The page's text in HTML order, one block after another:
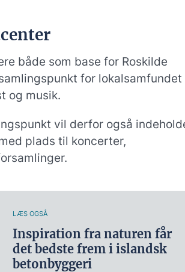
både som base for Roskilde
for lokalsamfundet
og musik.
vil derfor også
plads til koncerter,
LÆS OGSÅ
Inspiration fra naturen får
det bedste frem i islandsk
betonbyggeri